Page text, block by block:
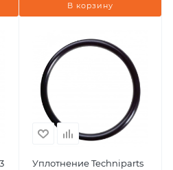
В корзину
Уплотнение Techniparts